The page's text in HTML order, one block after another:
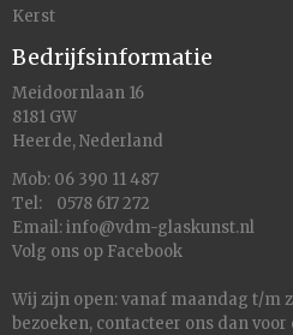
Kerst
Bedrijfsinformatie
Meidoornlaan 16
8181 GW
Heerde, Nederland
Mob: 06 390 11 487
Tel: 0578 617 272
Email:info@vdm-glaskunst.nl
Volg ons op Facebook
Wij zijn open: vanaf maandag t/m
bezoeken, contacteer ons dan